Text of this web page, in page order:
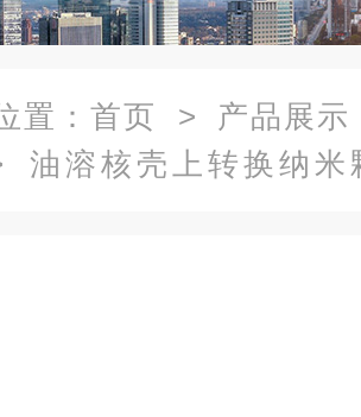
置： 首页 > 产品展示
油溶核壳上转换纳米